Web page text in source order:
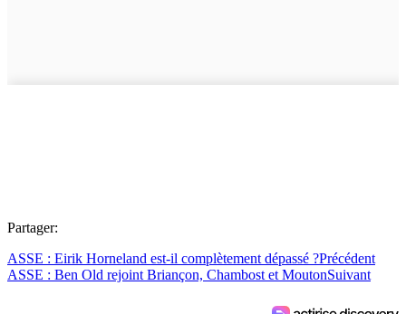
Partager:
ASSE : Eirik Horneland est-il complètement dépassé ?Précédent
ASSE : Ben Old rejoint Briançon, Chambost et MoutonSuivant